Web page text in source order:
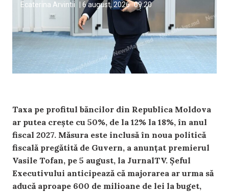
Ecaterina Arvintii 6 august, 2026 09:20
Taxa pe profitul băncilor din Republica Moldova
ar putea crește cu 50%, de la 12% la 18%, în anul
fiscal 2027. Măsura este inclusă în noua politică
fiscală pregătită de Guvern, a anunțat premierul
Vasile Tofan, pe 5 august, la JurnalTV. Șeful
Executivului anticipează că majorarea ar urma să
aducă aproape 600 de milioane de lei la buget,